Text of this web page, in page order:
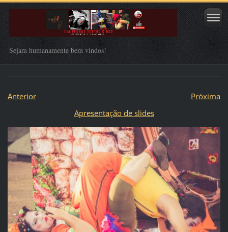
Sejam humanamente bem vindos!
Anterior
Próxima
Apresentação de slides